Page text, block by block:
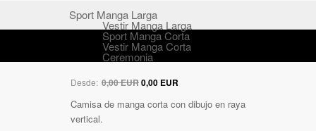
Sport Manga Larga
Vestir Manga Larga
Sport Manga Corta
Vestir Manga Corta
Ceremonia
Desde: 0,00 EUR0,00 EUR
Camisa de manga corta con dibujo en raya
vertical.